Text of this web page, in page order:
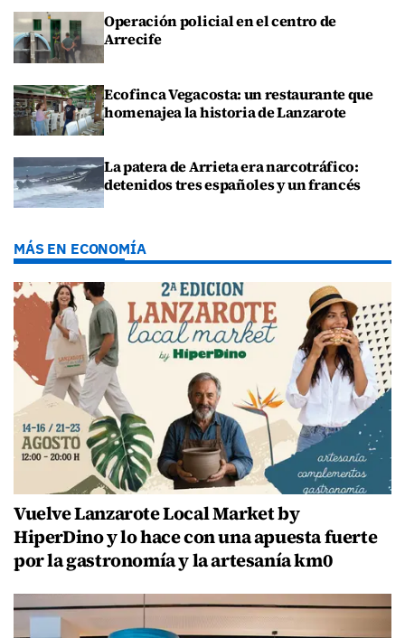
Operación policial en el centro de
Arrecife
Ecofinca Vegacosta: un restaurante que
homenajea la historia de Lanzarote
La patera de Arrieta era narcotráfico:
detenidos tres españoles y un francés
MÁS EN ECONOMÍA
Vuelve Lanzarote Local Market by
HiperDino y lo hace con una apuesta fuerte
por la gastronomía y la artesanía km0